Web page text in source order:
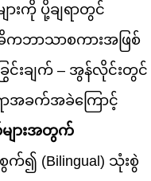
းကို ပို့ချရာတွင်
ဘာသာစကားအဖြစ်
င်းချက် – အွန်လိုင်းတွင်
အခက်အခဲကြောင့်
များအတွက်
က်၍ (Bilingual) သုံးစွဲ